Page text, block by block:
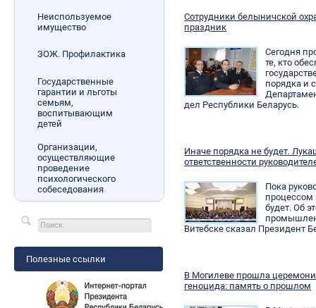
Неиспользуемое
имущество
ЗОЖ. Профилактика
Государственные
гарантии и льготы
семьям,
воспитывающим
детей
Организации,
осуществляющие
проведение
психологического
собеседования
Полезные ссылки
Сотрудники белыничской
праздник
Сегодня
те, кто
порядка и
дел Республики Беларусь.
Иначе порядка не будет.
ответственности
Пока
процессом
будет. Об
Витебске сказал Президент
В Могилеве прошла
геноцида: память о прошлом